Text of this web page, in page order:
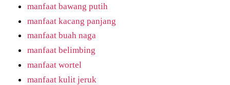
manfaat bawang putih
manfaat kacang panjang
manfaat buah naga
manfaat belimbing
manfaat wortel
manfaat kulit jeruk